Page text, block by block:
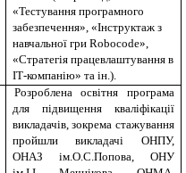
«Тестування програмного
забезпечення», «Інструктаж з
навчальної гри Robocode»,
«Стратегія працевлаштування в
ІТ-компанію» та ін.).
Розроблена освітня програма
для підвищення кваліфікації
викладачів, зокрема стажування
пройшли викладачі ОНПУ,
ОНАЗ ім.О.С.Попова, ОНУ